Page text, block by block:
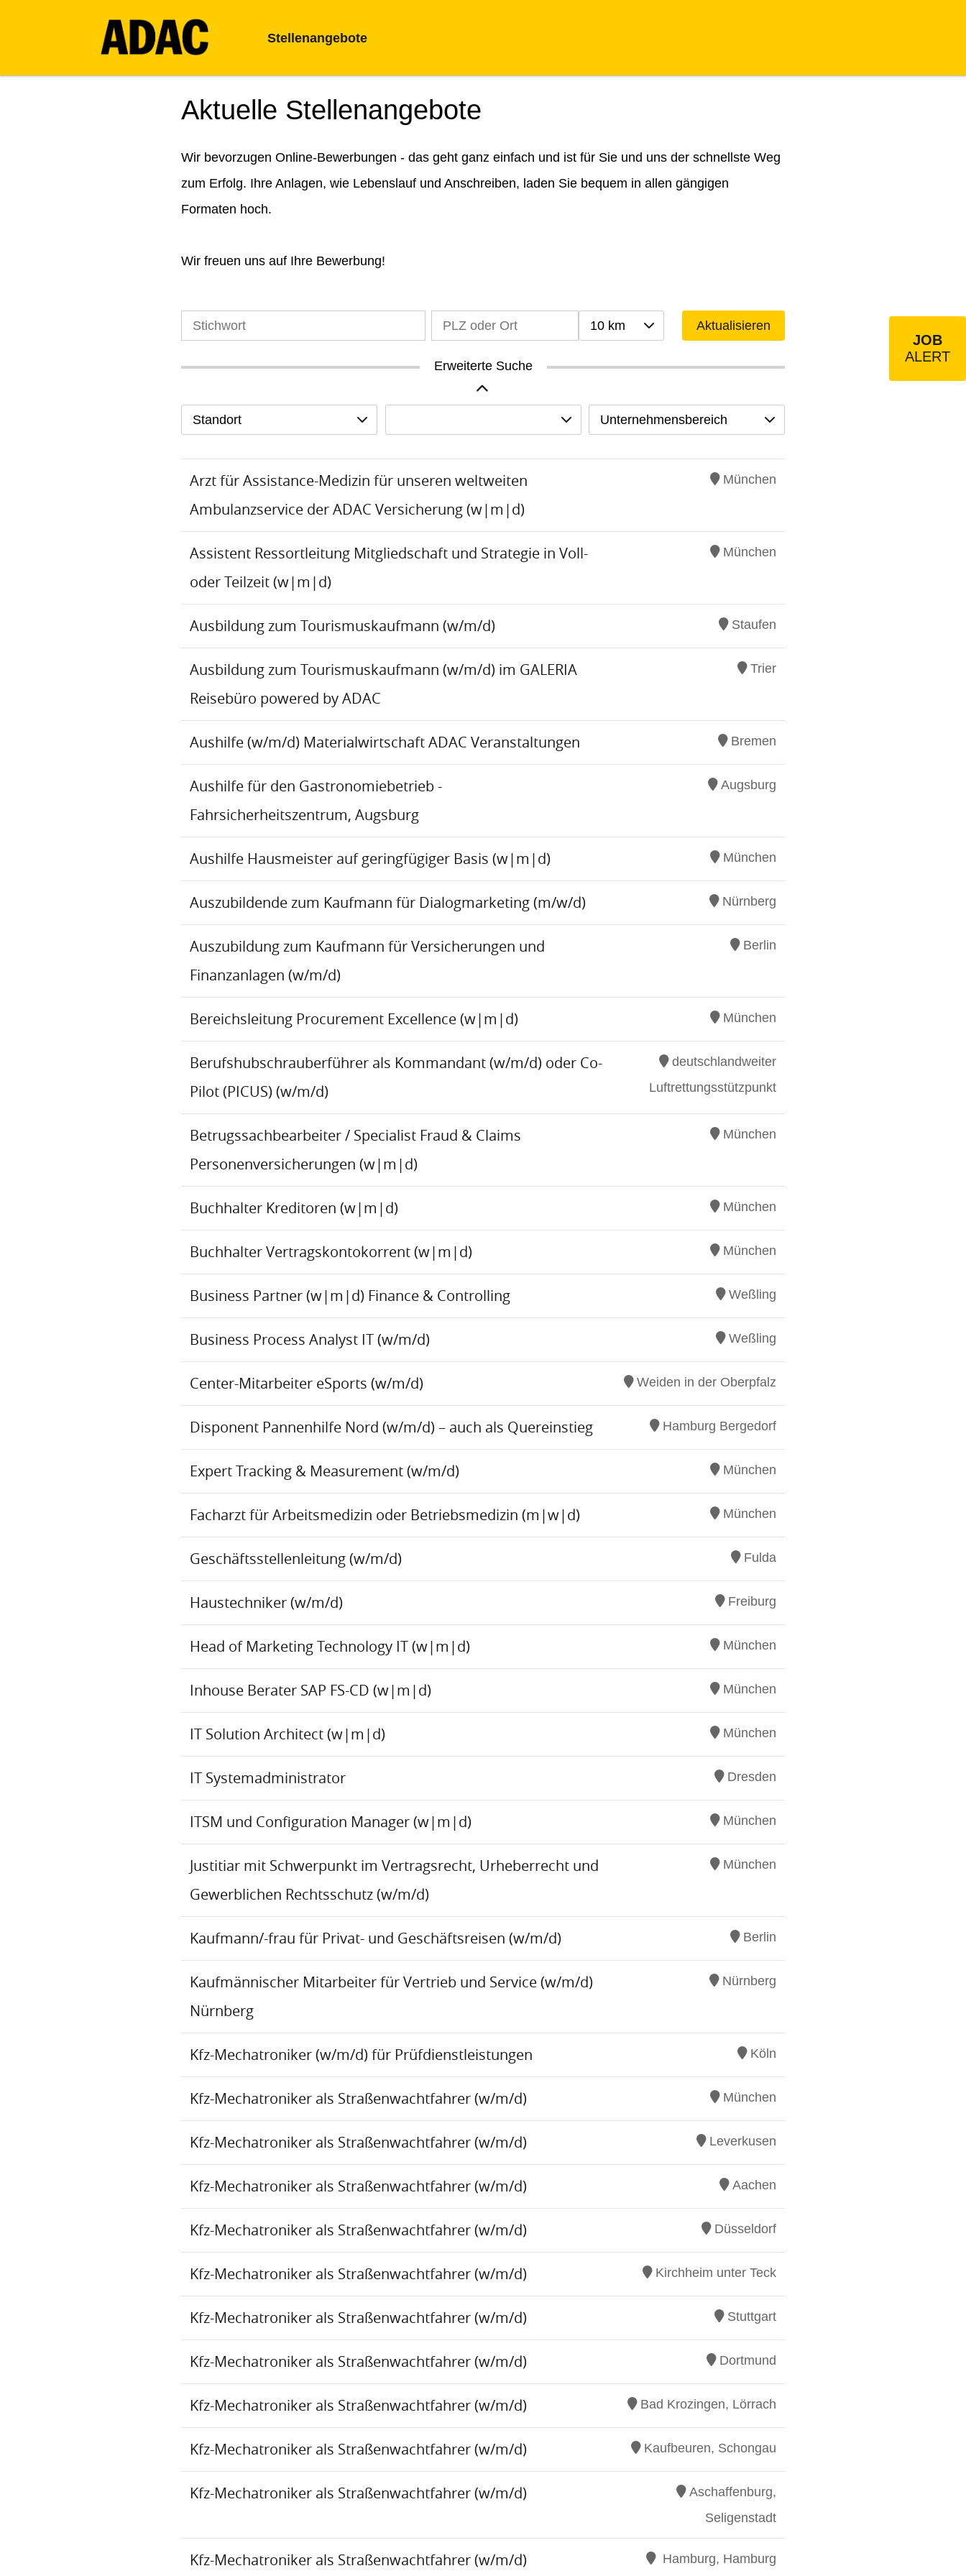
Stellenangebote
Aktuelle Stellenangebote
Wir bevorzugen Online-Bewerbungen - das geht ganz einfach und ist für Sie und uns der schnellste Weg
zum Erfolg. Ihre Anlagen, wie Lebenslauf und Anschreiben, laden Sie bequem in allen gängigen
Formaten hoch.
Wir freuen uns auf Ihre Bewerbung!
10 km Aktualisieren
Erweiterte Suche
Standort Unternehmensbereich
Arzt für Assistance-Medizin für unseren weltweiten
Ambulanzservice der ADAC Versicherung (w|m|d)
München
Assistent Ressortleitung Mitgliedschaft und Strategie in Voll-
oder Teilzeit (w|m|d)
München
Ausbildung zum Tourismuskaufmann (w/m/d) Staufen
Ausbildung zum Tourismuskaufmann (w/m/d) im GALERIA
Reisebüro powered by ADAC
Trier
Aushilfe (w/m/d) Materialwirtschaft ADAC Veranstaltungen Bremen
Aushilfe für den Gastronomiebetrieb -
Fahrsicherheitszentrum, Augsburg
Augsburg
Aushilfe Hausmeister auf geringfügiger Basis (w|m|d) München
Auszubildende zum Kaufmann für Dialogmarketing (m/w/d) Nürnberg
Auszubildung zum Kaufmann für Versicherungen und
Finanzanlagen (w/m/d)
Berlin
Bereichsleitung Procurement Excellence (w|m|d) München
Berufshubschrauberführer als Kommandant (w/m/d) oder Co-
Pilot (PICUS) (w/m/d)
deutschlandweiter
Luftrettungsstützpunkt
Betrugssachbearbeiter / Specialist Fraud & Claims
Personenversicherungen (w|m|d)
München
Buchhalter Kreditoren (w|m|d) München
Buchhalter Vertragskontokorrent (w|m|d) München
Business Partner (w|m|d) Finance & Controlling Weßling
Business Process Analyst IT (w/m/d) Weßling
Center-Mitarbeiter eSports (w/m/d) Weiden in der Oberpfalz
Disponent Pannenhilfe Nord (w/m/d) – auch als Quereinstieg Hamburg Bergedorf
Expert Tracking & Measurement (w/m/d) München
Facharzt für Arbeitsmedizin oder Betriebsmedizin (m|w|d) München
Geschäftsstellenleitung (w/m/d) Fulda
Haustechniker (w/m/d) Freiburg
Head of Marketing Technology IT (w|m|d) München
Inhouse Berater SAP FS-CD (w|m|d) München
IT Solution Architect (w|m|d) München
IT Systemadministrator Dresden
ITSM und Configuration Manager (w|m|d) München
Justitiar mit Schwerpunkt im Vertragsrecht, Urheberrecht und
Gewerblichen Rechtsschutz (w/m/d)
München
Kaufmann/-frau für Privat- und Geschäftsreisen (w/m/d) Berlin
Kaufmännischer Mitarbeiter für Vertrieb und Service (w/m/d)
Nürnberg
Nürnberg
Kfz-Mechatroniker (w/m/d) für Prüfdienstleistungen Köln
Kfz-Mechatroniker als Straßenwachtfahrer (w/m/d) München
Kfz-Mechatroniker als Straßenwachtfahrer (w/m/d) Leverkusen
Kfz-Mechatroniker als Straßenwachtfahrer (w/m/d) Aachen
Kfz-Mechatroniker als Straßenwachtfahrer (w/m/d) Düsseldorf
Kfz-Mechatroniker als Straßenwachtfahrer (w/m/d) Kirchheim unter Teck
Kfz-Mechatroniker als Straßenwachtfahrer (w/m/d) Stuttgart
Kfz-Mechatroniker als Straßenwachtfahrer (w/m/d) Dortmund
Kfz-Mechatroniker als Straßenwachtfahrer (w/m/d) Bad Krozingen, Lörrach
Kfz-Mechatroniker als Straßenwachtfahrer (w/m/d) Kaufbeuren, Schongau
Kfz-Mechatroniker als Straßenwachtfahrer (w/m/d)
Aschaffenburg,
Seligenstadt
Kfz-Mechatroniker als Straßenwachtfahrer (w/m/d) Hamburg, Hamburg
JOB
ALERT